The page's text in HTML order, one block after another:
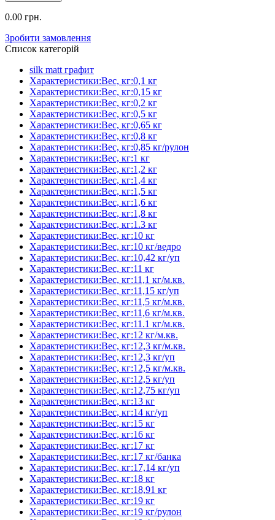
0.00 грн.
Зробити замовлення
Список категорій
silk matt графит
Характеристики:Вес, кг:0,1 кг
Характеристики:Вес, кг:0,15 кг
Характеристики:Вес, кг:0,2 кг
Характеристики:Вес, кг:0,5 кг
Характеристики:Вес, кг:0,65 кг
Характеристики:Вес, кг:0,8 кг
Характеристики:Вес, кг:0,85 кг/рулон
Характеристики:Вес, кг:1 кг
Характеристики:Вес, кг:1,2 кг
Характеристики:Вес, кг:1,4 кг
Характеристики:Вес, кг:1,5 кг
Характеристики:Вес, кг:1,6 кг
Характеристики:Вес, кг:1,8 кг
Характеристики:Вес, кг:1.3 кг
Характеристики:Вес, кг:10 кг
Характеристики:Вес, кг:10 кг/ведро
Характеристики:Вес, кг:10,42 кг/уп
Характеристики:Вес, кг:11 кг
Характеристики:Вес, кг:11,1 кг/м.кв.
Характеристики:Вес, кг:11,15 кг/уп
Характеристики:Вес, кг:11,5 кг/м.кв.
Характеристики:Вес, кг:11,6 кг/м.кв.
Характеристики:Вес, кг:11.1 кг/м.кв.
Характеристики:Вес, кг:12 кг/м.кв.
Характеристики:Вес, кг:12,3 кг/м.кв.
Характеристики:Вес, кг:12,3 кг/уп
Характеристики:Вес, кг:12,5 кг/м.кв.
Характеристики:Вес, кг:12,5 кг/уп
Характеристики:Вес, кг:12,75 кг/уп
Характеристики:Вес, кг:13 кг
Характеристики:Вес, кг:14 кг/уп
Характеристики:Вес, кг:15 кг
Характеристики:Вес, кг:16 кг
Характеристики:Вес, кг:17 кг
Характеристики:Вес, кг:17 кг/банка
Характеристики:Вес, кг:17,14 кг/уп
Характеристики:Вес, кг:18 кг
Характеристики:Вес, кг:18,91 кг
Характеристики:Вес, кг:19 кг
Характеристики:Вес, кг:19 кг/рулон